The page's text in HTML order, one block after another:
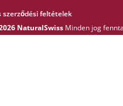
szerződési feltételek
NaturalSwiss Minden jog